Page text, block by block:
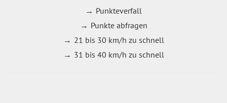
Punkteverfall
Punkte abfragen
21 bis 30 km/h zu schnell
31 bis 40 km/h zu schnell